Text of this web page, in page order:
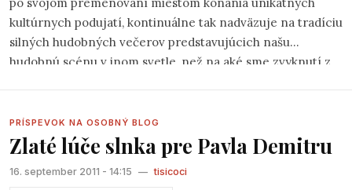
kultúrnych podujatí, kontinuálne tak nadväzuje na tradíciu
silných hudobných večerov predstavujúcich našu
hudobnú scénu v inom svetle, než na aké sme zvyknutí z
zaslúženej publicity, sa v sobotu 22.10.2011 konal tretí.
Tentoraz s názvomeM Fest 2011 , dramaturgicky a
žánrovo koncipovaný trochu inak. Vystúpilo v rámci neho
šesť interpretov, každý iný, svojím nezameniteľným
PRÍSPEVOK NA OSOBNÝ BLOG
Zlaté lúče slnka pre Pavla Demitru
16. september 2011 - 14:15 — tisicoci